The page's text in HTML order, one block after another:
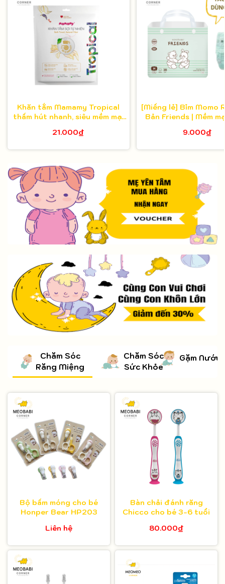
Khăn tắm Mamamy Tropical
thấm hút nhanh, siêu mềm mại
21.000₫
[Miếng lẻ] Bỉm Momo
Bản Friends | Mềm
9.000₫
Chăm Sóc
Răng Miệng
Chăm Sóc
Sức Khỏe
Gặm
Bộ bấm móng cho bé
Honper Bear HP203
Liên hệ
Bàn chải đánh răng
Chicco cho bé 3-6 tuổi
80.000₫